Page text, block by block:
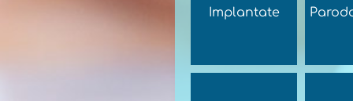
Implantate